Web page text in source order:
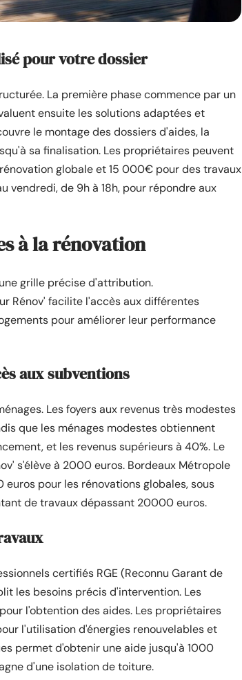
pour votre dossier
La première phase commence par un
ensuite les solutions adaptées et
le montage des dossiers d'aides, la
sa finalisation. Les propriétaires peuvent
globale et 15 000€ pour des travaux
vendredi, de 9h à 18h, pour répondre aux
à la rénovation
grille précise d'attribution.
Rénov' facilite l'accès aux différentes
pour améliorer leur performance
aux subventions
Les foyers aux revenus très modestes
que les ménages modestes obtiennent
et les revenus supérieurs à 40%. Le
s'élève à 2000 euros. Bordeaux Métropole
pour les rénovations globales, sous
de travaux dépassant 20000 euros.
certifiés RGE (Reconnu Garant de
les besoins précis d'intervention. Les
l'obtention des aides. Les propriétaires
l'utilisation d'énergies renouvelables et
permet d'obtenir une aide jusqu'à 1000
d'une isolation de toiture.